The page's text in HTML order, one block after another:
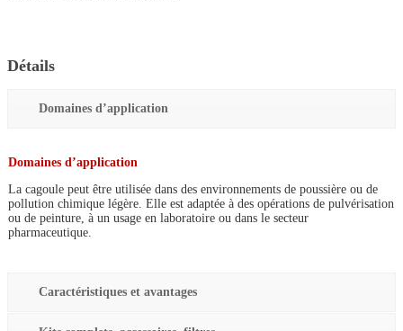
Détails
Domaines d’application
Domaines d’application
La cagoule peut être utilisée dans des environnements de poussière ou de
pollution chimique légère. Elle est adaptée à des opérations de pulvérisation
ou de peinture, à un usage en laboratoire ou dans le secteur
pharmaceutique.
Caractéristiques et avantages